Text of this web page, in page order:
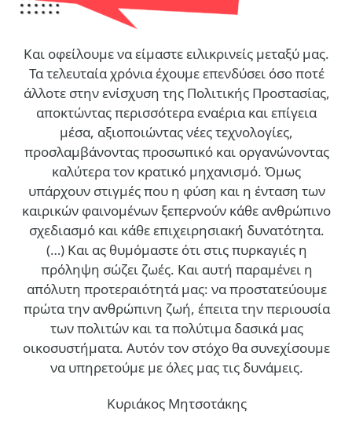
Και οφείλουμε να είμαστε ειλικρινείς μεταξύ μας.
Τα τελευταία χρόνια έχουμε επενδύσει όσο ποτέ
άλλοτε στην ενίσχυση της Πολιτικής Προστασίας,
αποκτώντας περισσότερα εναέρια και επίγεια
μέσα, αξιοποιώντας νέες τεχνολογίες,
προσλαμβάνοντας προσωπικό και οργανώνοντας
καλύτερα τον κρατικό μηχανισμό. Όμως
υπάρχουν στιγμές που η φύση και η ένταση των
καιρικών φαινομένων ξεπερνούν κάθε ανθρώπινο
σχεδιασμό και κάθε επιχειρησιακή δυνατότητα.
(…) Και ας θυμόμαστε ότι στις πυρκαγιές η
πρόληψη σώζει ζωές. Και αυτή παραμένει η
απόλυτη προτεραιότητά μας: να προστατεύουμε
πρώτα την ανθρώπινη ζωή, έπειτα την περιουσία
των πολιτών και τα πολύτιμα δασικά μας
οικοσυστήματα. Αυτόν τον στόχο θα συνεχίσουμε
να υπηρετούμε με όλες μας τις δυνάμεις.
Κυριάκος Μητσοτάκης